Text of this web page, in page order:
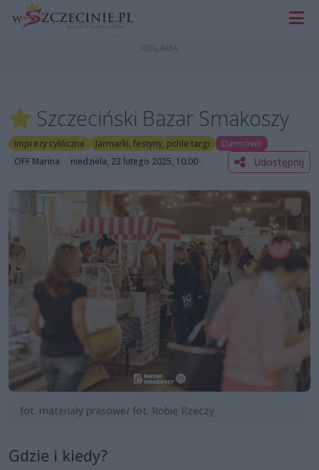
Szczeciński Bazar Smakoszy
Imprezy cykliczne Jarmarki, festyny, pchle targi
Darmowe
OFF Marina
niedziela, 23 lutego 2025, 10:00 Udostępnij
fot. materiały prasowe/ fot. Robię Rzeczy
Gdzie i kiedy?